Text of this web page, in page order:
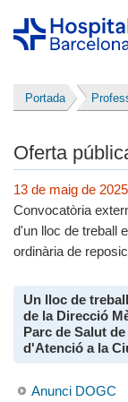
Portada
Oferta
13 de maig de 2025
Convocatòria
d'un lloc de treball
ordinària de
Un lloc de
de la Direcció
Parc de Salut
d'Atenció a la
Anunci DOGC